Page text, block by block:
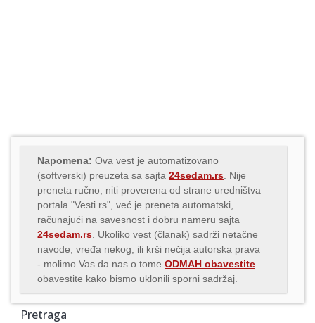
Napomena: Ova vest je automatizovano
(softverski) preuzeta sa sajta 24sedam.rs . Nije
preneta ručno, niti proverena od strane uredništva
portala "Vesti.rs", već je preneta automatski,
računajući na savesnost i dobru nameru sajta
24sedam.rs . Ukoliko vest (članak) sadrži netačne
navode, vređa nekog, ili krši nečija autorska prava
- molimo Vas da nas o tome ODMAH obavestite
obavestite kako bismo uklonili sporni sadržaj.
Pretraga